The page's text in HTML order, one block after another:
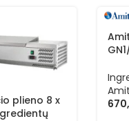
plieno 8 x